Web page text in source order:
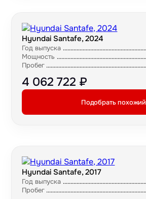
Hyundai Santafe, 2024
Год выпуска
Мощность
Пробег
4 062 722 ₽
Подобрать похожий
Hyundai Santafe, 2017
Год выпуска
Пробег